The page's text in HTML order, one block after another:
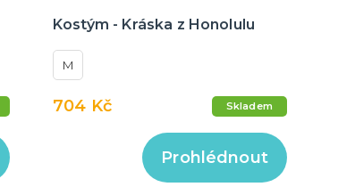
Kostým - Kráska z Honolulu
M
704 Kč Skladem
Prohlédnout